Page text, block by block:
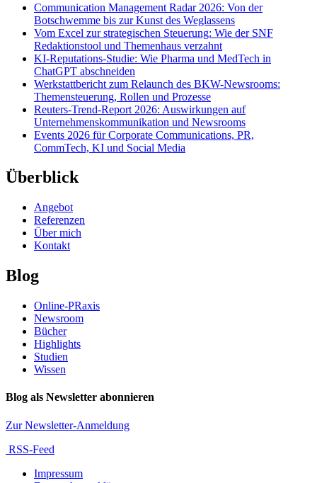
Communication Management Radar 2026: Von der
Botschwemme bis zur Kunst des Weglassens
Vom Excel zur strategischen Steuerung: Wie der SNF
Redaktionstool und Themenhaus verzahnt
KI-Reputations-Studie: Wie Pharma und MedTech in
ChatGPT abschneiden
Werkstattbericht zum Relaunch des BKW-Newsrooms:
Themensteuerung, Rollen und Prozesse
Reuters-Trend-Report 2026: Auswirkungen auf
Unternehmenskommunikation und Newsrooms
Events 2026 für Corporate Communications, PR,
CommTech, KI und Social Media
Überblick
Angebot
Referenzen
Über mich
Kontakt
Blog
Online-PRaxis
Newsroom
Bücher
Highlights
Studien
Wissen
Blog als Newsletter abonnieren
Zur Newsletter-Anmeldung
RSS-Feed
Impressum